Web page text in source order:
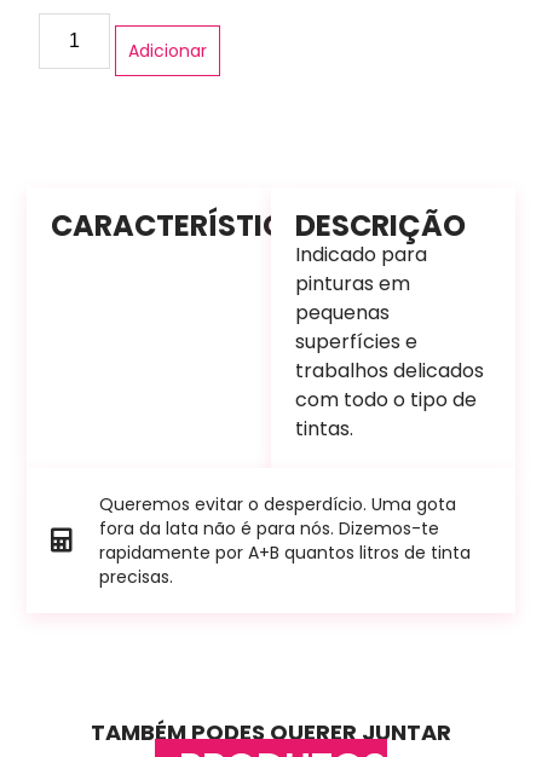
Adicionar
CARACTERÍSTICASDESCRIÇÃO
Indicado para
pinturas em
pequenas
superfícies e
trabalhos delicados
com todo o tipo de
tintas.
Queremos evitar o desperdício. Uma gota
fora da lata não é para nós. Dizemos-te
rapidamente por A+B quantos litros de tinta
precisas.
TAMBÉM PODES QUERER JUNTAR